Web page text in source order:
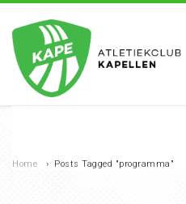
Home › Posts Tagged "programma"